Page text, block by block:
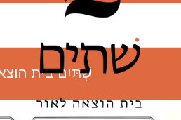
שְׁתַּיִם בית